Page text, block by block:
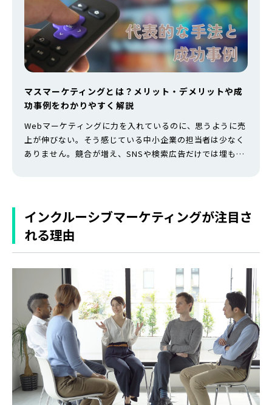
マスマーケティングとは？メリット・デメリットや成
功事例をわかりやすく解説
Webマーケティングに力を入れているのに、思うように売
上が伸びない。そう感じている中小企業の担当者は少なく
ありません。競合が増え、SNSや検索広告だけでは埋もれ
メリット、中小企業でも始めやすい予算感、成功事例まで
をわかりやすく解説します。We…
インクルーシブマーケティングが注目さ
れる理由